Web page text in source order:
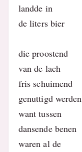
landde in
de liters bier
die proostend
van de lach
fris schuimend
genuttigd werden
want tussen
dansende benen
waren al de